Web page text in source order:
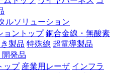
ルソリューション
ョントップ 銅合金線・無酸素
製品 特殊線 超電導製品
開発品
ップ 産業用レーザ インフラ